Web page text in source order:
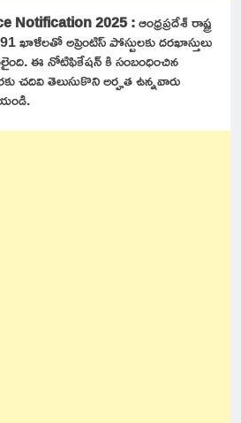
Notification 2025 :ఆంధ్రప్రదేశ్ రాష్ట్ర
ఖాళీలతో అప్రెంటిస్ పోస్టులకు దరఖాస్తులు
ఈ నోటిఫికేషన్ కి సంబంధించిన
చదివి తెలుసుకొని అర్హత ఉన్నవారు